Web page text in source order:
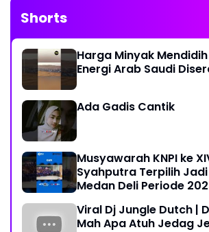
Shorts
Harga Minyak
Energi Arab Saudi
Ada Gadis Cantik
Musyawarah KNPI ke
Syahputra Terpilih Jadi
Medan Deli Periode
Viral Dj Jungle Dutch |
Mah Apa Atuh Jedag